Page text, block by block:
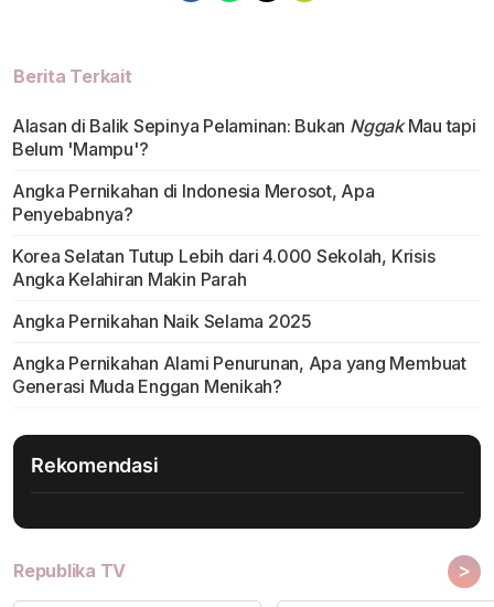
Berita Terkait
Alasan di Balik Sepinya Pelaminan: Bukan NggakMau tapi
Belum 'Mampu'?
Angka Pernikahan di Indonesia Merosot, Apa
Penyebabnya?
Korea Selatan Tutup Lebih dari 4.000 Sekolah, Krisis
Angka Kelahiran Makin Parah
Angka Pernikahan Naik Selama 2025
Angka Pernikahan Alami Penurunan, Apa yang Membuat
Generasi Muda Enggan Menikah?
Rekomendasi
Republika TV >